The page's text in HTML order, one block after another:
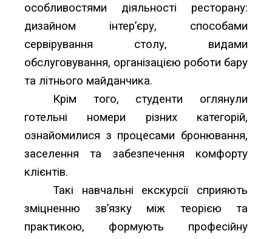
особливостями діяльності ресторану:
дизайном інтер’єру, способами
сервірування столу, видами
обслуговування, організацією роботи бару
та літнього майданчика.
Крім того, студенти оглянули
готельні номери різних категорій,
ознайомилися з процесами бронювання,
заселення та забезпечення комфорту
клієнтів.
Такі навчальні екскурсії сприяють
зміцненню зв’язку між теорією та
практикою, формують професійну